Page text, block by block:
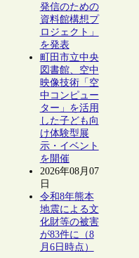
発信のための
資料館構想プ
ロジェクト」
を発表
町田市立中央
図書館、空中
映像技術「空
中コンピュー
ター」を活用
した子ども向
け体験型展
示・イベント
を開催
2026年08月07
日
令和8年熊本
地震による文
化財等の被害
が83件に（8
月6日時点）